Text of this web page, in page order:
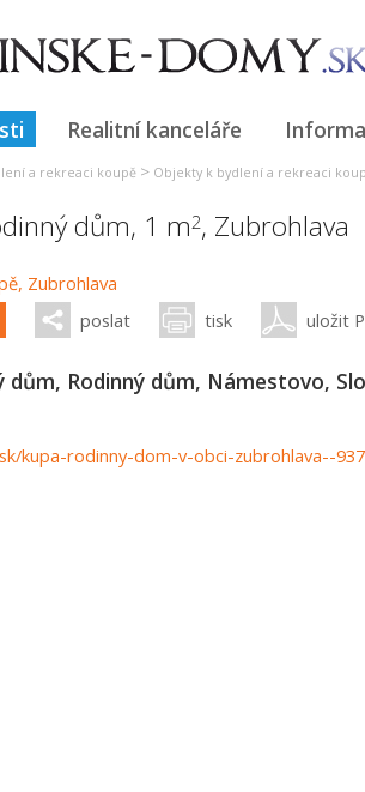
Realitní kanceláře
a rekreaci koupě > Objekty k bydlení a rekreaci
dům, 1 m2, Zubrohlava
poslat tisk uložit
dům, Rodinný dům, Námestovo,
kupa-rodinny-dom-v-obci-zubrohlava--